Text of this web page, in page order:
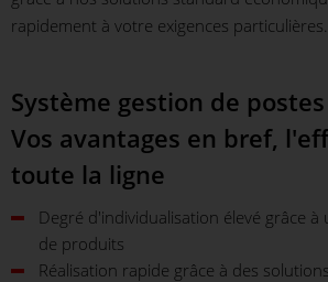
rapidement à votre exigences particulières.
Système gestion de
Vos avantages en bref,
toute la ligne
Degré d'individualisation élevé grâce à
de produits
Réalisation rapide grâce à des